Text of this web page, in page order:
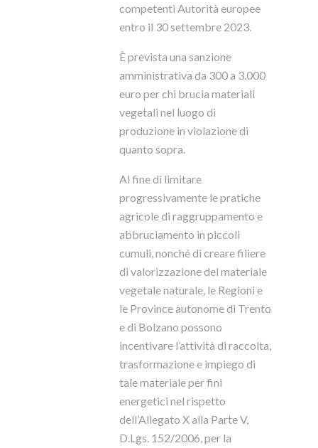
competenti Autorità europee
entro il 30 settembre 2023.
È prevista una sanzione
amministrativa da 300 a 3.000
euro per chi brucia materiali
vegetali nel luogo di
produzione in violazione di
quanto sopra.
Al fine di limitare
progressivamente le pratiche
agricole di raggruppamento e
abbruciamento in piccoli
cumuli, nonché di creare filiere
di valorizzazione del materiale
vegetale naturale, le Regioni e
le Province autonome di Trento
e di Bolzano possono
incentivare l’attività di raccolta,
trasformazione e impiego di
tale materiale per fini
energetici nel rispetto
dell’Allegato X alla Parte V,
D.Lgs. 152/2006, per la